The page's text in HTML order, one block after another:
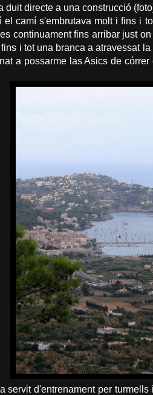
duit directe a una construcció
el camí s'embrutava molt i fins i
continuament fins arribar just
i tot una branca a atravessat
a possarme las Asics de
servit d'entrenament per